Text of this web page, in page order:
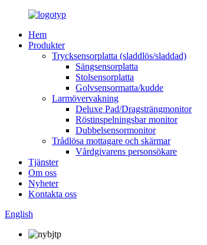
Hem
Produkter
Trycksensorplatta (sladdlös/sladdad)
Sängsensorplatta
Stolsensorplatta
Golvsensormatta/kudde
Larmövervakning
Deluxe Pad/Dragsträngmonitor
Röstinspelningsbar monitor
Dubbelsensormonitor
Trådlösa mottagare och skärmar
Vårdgivarens personsökare
Tjänster
Om oss
Nyheter
Kontakta oss
English